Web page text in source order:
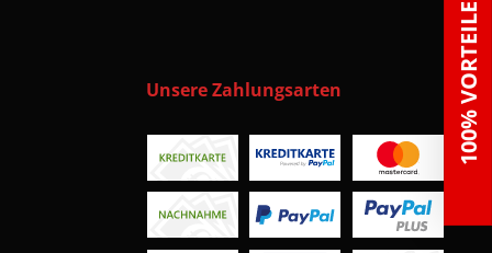
Unsere Zahlungsarten 100% VORTEILE